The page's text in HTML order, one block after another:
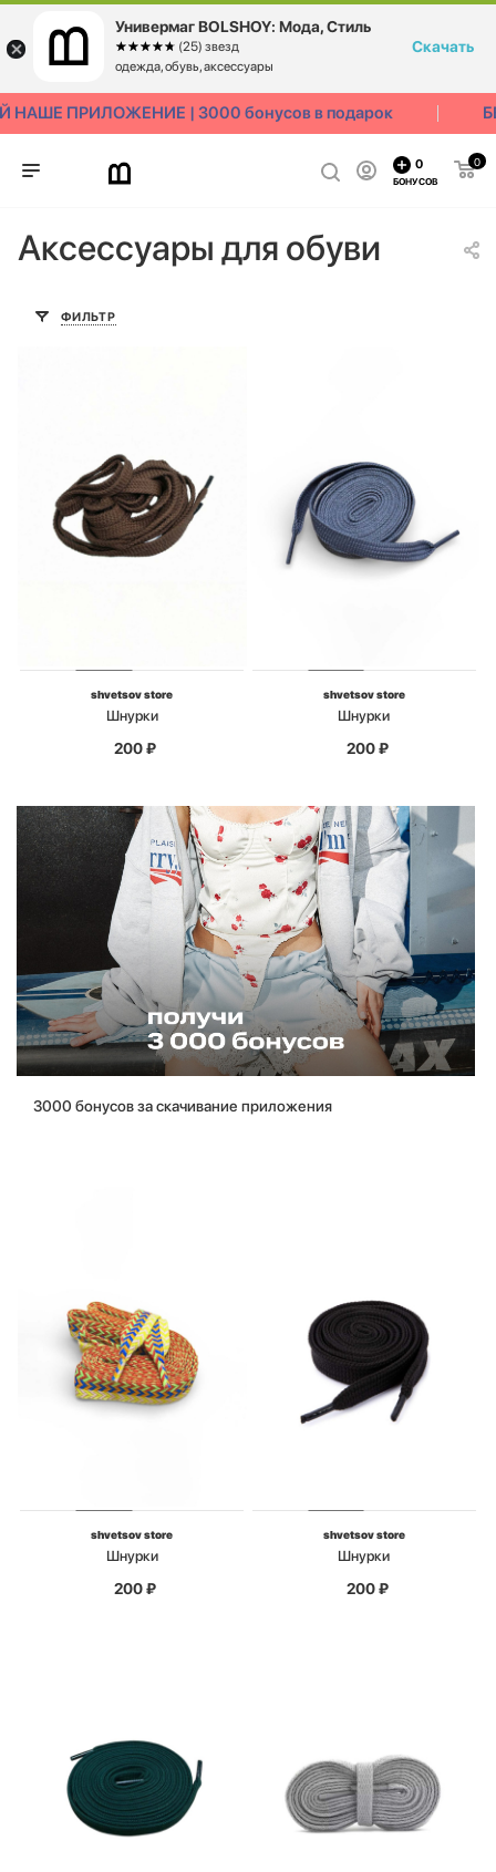
ПРИЛОЖЕНИЕ | 3000 бонусов в подарок
0
0
БОНУСОВ
Аксессуары для обуви
ФИЛЬТР
shvetsov store
Шнурки
200₽
shvetsov store
Шнурки
200₽
3000 бонусов за скачивание приложения
shvetsov store
Шнурки
200₽
shvetsov store
Шнурки
200₽
Универмаг BOLSHOY: Мода, Стиль
☆☆☆☆☆
★★★★★ (25) звезд
одежда, обувь, аксессуары
Скачать